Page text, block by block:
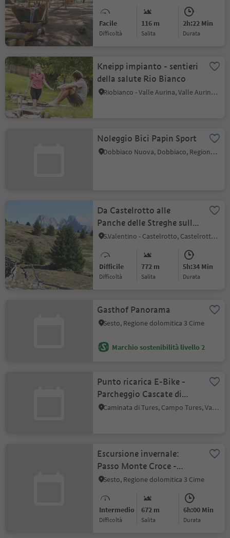
biotopo Rasner Möser
Facile
Difficoltà
116 m
Salita
2h:22 Min
durata
Kneipp impianto - sentieri
della salute Rio Bianco
Riobianco - Valle Aurina, Valle Aurina, Valle Aurina
Noleggio Bici Papin Sport
Dobbiaco Nuova, Dobbiaco, Regione dolomitica 3 Cime
Da Castelrotto alle
Panche delle Streghe sulla
Bullaccia
S.Valentino - Castelrotto, Castelrotto, Regione dolomitica Alpe di Siusi
Difficile
Difficoltà
772 m
Salita
5h:34 Min
durata
Gasthof Panorama
Sesto, Regione dolomitica 3 Cime
Marchio sostenibilità livello 2
Punto ricarica E-Bike -
Parcheggio Cascate di
Riva
Caminata di Tures, Campo Tures, Valle Aurina
Escursione invernale:
Passo Monte Croce -
Malga Coltrondo
Sesto, Regione dolomitica 3 Cime
Intermedio
Difficoltà
672 m
Salita
6h:00 Min
durata